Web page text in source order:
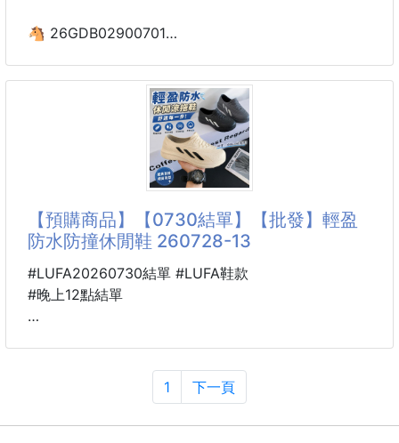
小翻領和V領剪裁剛好修飾肩頸線條，短袖設計利落又
🐴 26GDB02900701
你還在用那種會夾斷肉片、手感僵硬的便宜夾子嗎？
真正的烤肉高手，手裡拿的一定是這把
「職人級一體成型不鏽鋼料理食物燒肉夾」
流線型握感，搭配精密防滑設計，讓你輕鬆掌握火候
⚙️一體成型不鏽鋼，堅固耐用不卡垢
採用高級不鏽鋼打造，無接縫設計不會卡油垢或滋生細
【預購商品】【0730結單】【批發】輕盈
防水防撞休閒鞋 260728-13
#LUFA20260730結單 #LUFA鞋款
#晚上12點結單
🩴這雙真的會一直想穿！！！
下雨天🌧️、上班👨‍💼、露營🏕️、玩水💦
1 下一頁